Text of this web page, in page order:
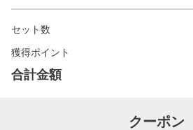
セット数
獲得ポイント
合計金額
クーポン